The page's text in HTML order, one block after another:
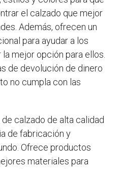
el calzado que mejor
Además, ofrecen un
para ayudar a los
mejor opción para ellos.
de devolución de dinero
no cumpla con las
calzado de alta calidad
de fabricación y
Ofrece productos
materiales para